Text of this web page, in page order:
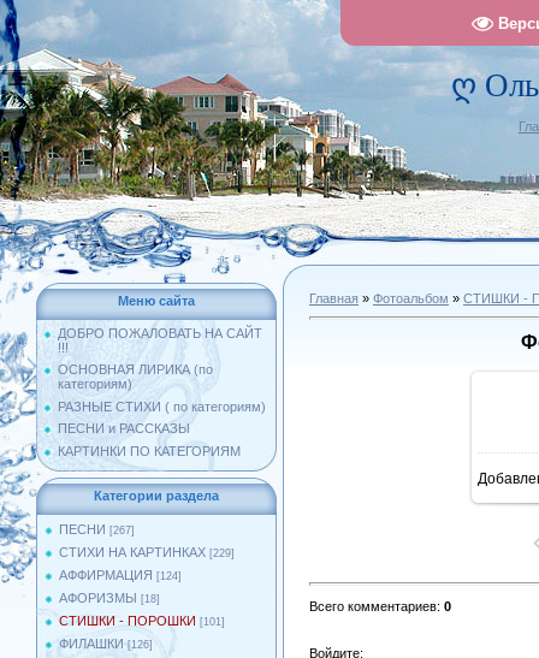
ღ
Меню сайта
ДОБРО ПОЖАЛОВАТЬ НА САЙТ
!!!
ОСНОВНАЯ ЛИРИКА (по
категориям)
РАЗНЫЕ СТИХИ ( по категориям)
ПЕСНИ и РАССКАЗЫ
КАРТИНКИ ПО КАТЕГОРИЯМ
Категории раздела
ПЕСНИ [267]
СТИХИ НА КАРТИНКАХ [229]
АФФИРМАЦИЯ [124]
АФОРИЗМЫ [18]
СТИШКИ - ПОРОШКИ [101]
ФИЛАШКИ [126]
Главная » Фотоальбом » СТИШКИ -
Всего комментариев: 0
Войдите: